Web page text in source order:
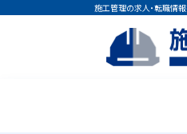
施工管理の求人・転職情報